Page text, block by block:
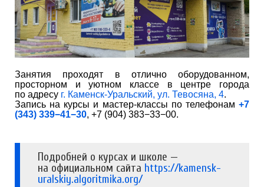
Занятия проходят в отлично оборудованном,
просторном и уютном классе в центре города
по адресу г. Каменск-Уральский, ул. Тевосяна, 4.
Запись на курсы и мастер-классы по телефонам +7
(343) 339−41−30, +7 (904) 383−33−00.
Подробней о курсах и школе —
на официальном сайта https://kamensk-
uralskiy.algoritmika.org/